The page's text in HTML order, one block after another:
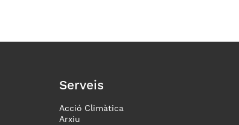
Serveis
Acció Climàtica
Arxiu